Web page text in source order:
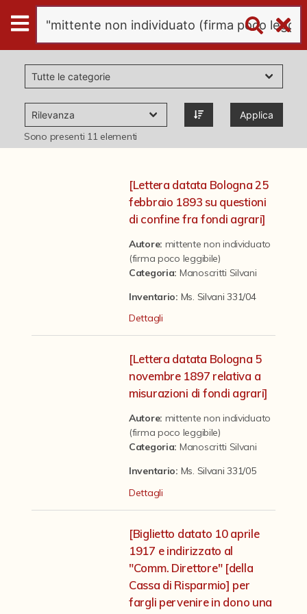
Digital
Humanities
Donazioni
Pubblicazioni
Il progetto Digital Humanities
Applica
Sono presenti 11 elementi
[Lettera datata Bologna 25
febbraio 1893 su questioni
di confine fra fondi agrari]
Autore: mittente non individuato
(firma poco leggibile)
Categoria: Manoscritti Silvani
Inventario: Ms. Silvani 331/04
Dettagli
[Lettera datata Bologna 5
novembre 1897 relativa a
misurazioni di fondi agrari]
Autore: mittente non individuato
(firma poco leggibile)
Categoria: Manoscritti Silvani
Inventario: Ms. Silvani 331/05
Dettagli
[Biglietto datato 10 aprile
1917 e indirizzato al
"Comm. Direttore" [della
Cassa di Risparmio] per
fargli pervenire in dono una